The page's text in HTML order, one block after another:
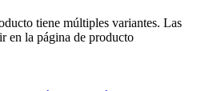
tiene múltiples variantes. Las
en la página de producto